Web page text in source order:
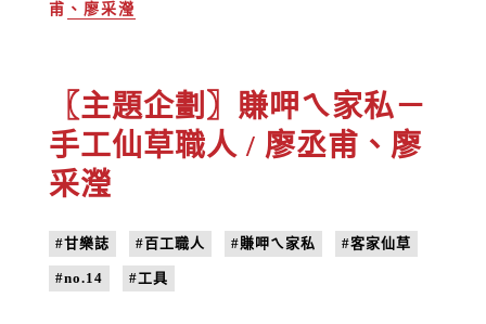
甫、廖采瀅
〖主題企劃〗賺呷ㄟ家私－
手工仙草職人 / 廖丞甫、廖
采瀅
#甘樂誌 #百工職人 #賺呷ㄟ家私 #客家仙草
#no.14 #工具